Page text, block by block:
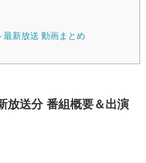
新放送 動画まとめ
送分 番組概要＆出演